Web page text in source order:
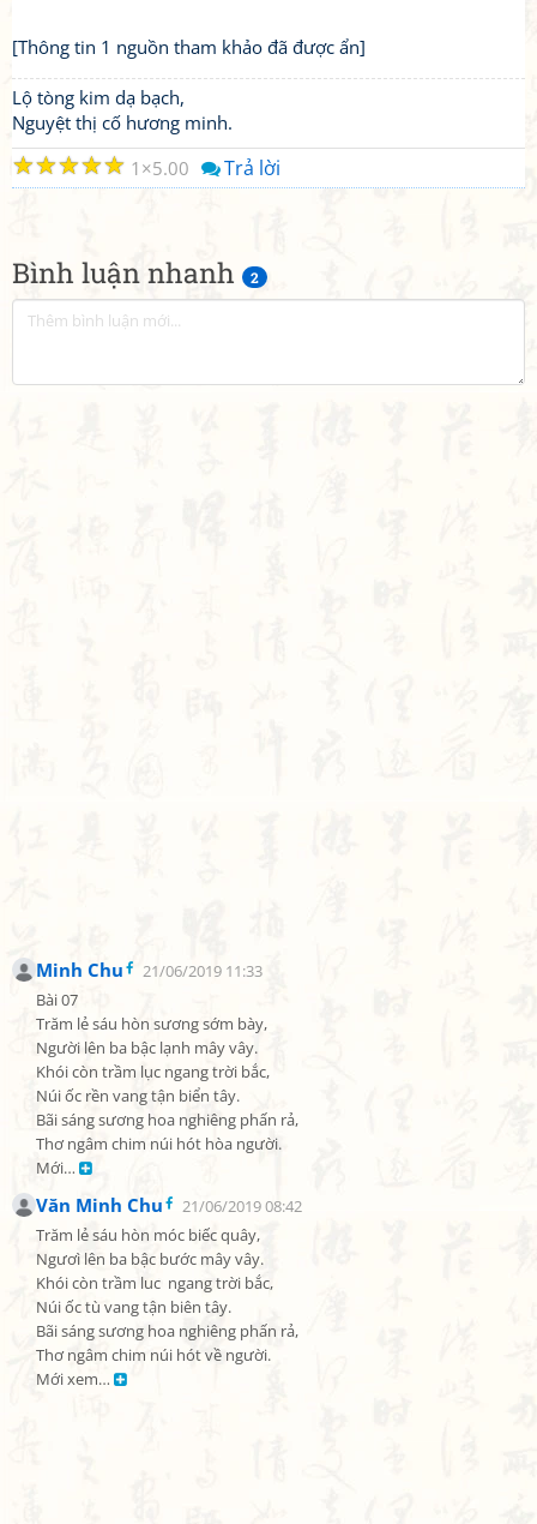
Bình luận nhanh 2
Minh Chu
21/06/2019 11:33
Bài 07
Trăm lẻ sáu hòn sương sớm bày,
Người lên ba bậc lạnh mây vây.
Khói còn trầm lục ngang trời bắc,
Núi ốc rền vang tận biển tây.
Bãi sáng sương hoa nghiêng phấn rả,
Thơ ngâm chim núi hót hòa người.
Mới…
Văn Minh Chu
21/06/2019 08:42
Trăm lẻ sáu hòn móc biếc quây,
Ngươì lên ba bậc bước mây vây.
Khói còn trầm luc  ngang trời bắc,
Núi ốc tù vang tận biên tây.
Bãi sáng sương hoa nghiêng phấn rả,
Thơ ngâm chim núi hót về người.
Mới xem…
[Thông tin 1 nguồn tham khảo đã được ẩn]
Lộ tòng kim dạ bạch,
Nguyệt thị cố hương minh.
☆
☆
☆
☆
☆ 1 5.00 Trả lời